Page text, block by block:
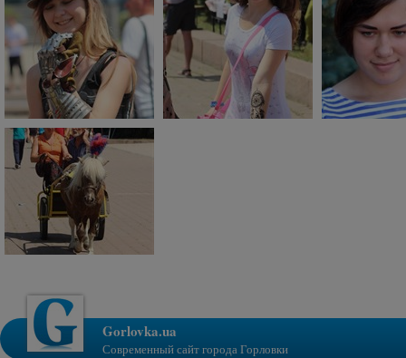
Gorlovka.ua
Современный сайт города Горловки